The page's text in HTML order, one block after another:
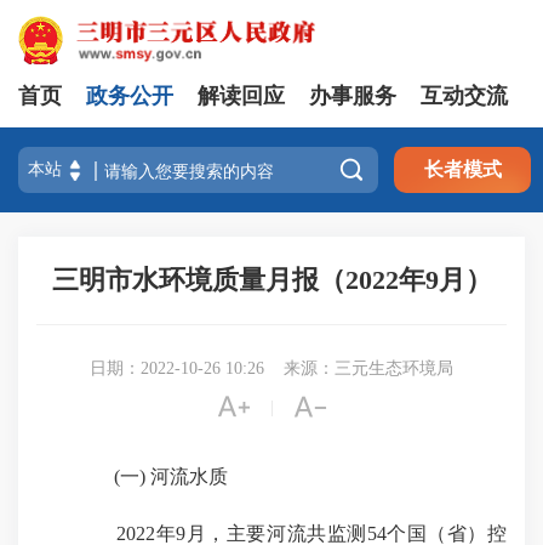
首页 政务公开 解读回应 办事服务 互动交流
 长者模式
三明市水环境质量月报（2022年9月）
日期：2022-10-26 10:26 来源：三元生态环境局
 
(一) 河流水质
2022年9月，主要河流共监测54个国（省）控